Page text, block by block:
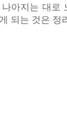
아지는 대로
되는 것은 정